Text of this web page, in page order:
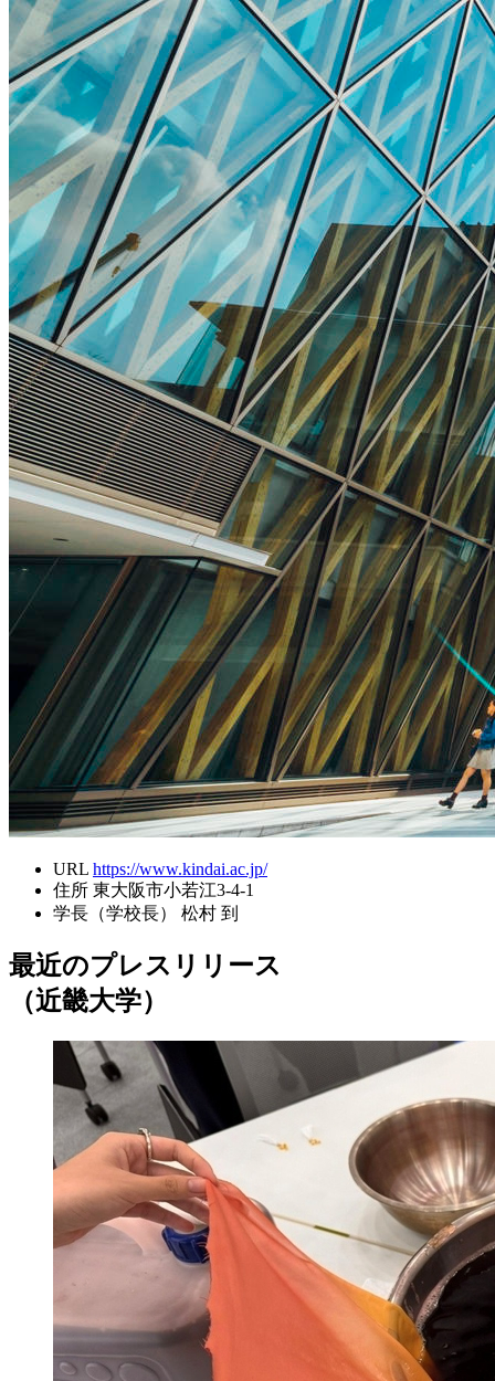
URL https://www.kindai.ac.jp/
住所 東大阪市小若江3-4-1
学長（学校長）
松村 到
最近のプレスリリース
（近畿大学）